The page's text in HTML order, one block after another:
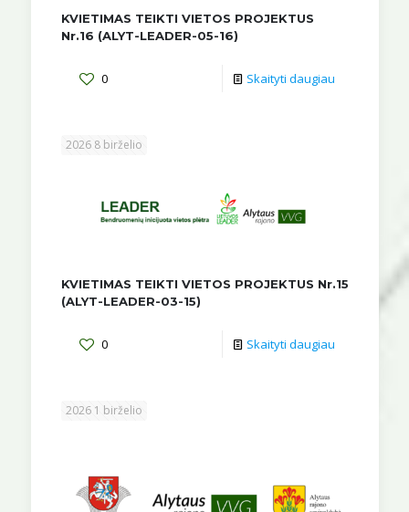
KVIETIMAS TEIKTI VIETOS PROJEKTUS
Nr.16 (ALYT-LEADER-05-16)
0 Skaityti daugiau
2026 8 birželio
KVIETIMAS TEIKTI VIETOS PROJEKTUS Nr.15
(ALYT-LEADER-03-15)
0 Skaityti daugiau
2026 1 birželio